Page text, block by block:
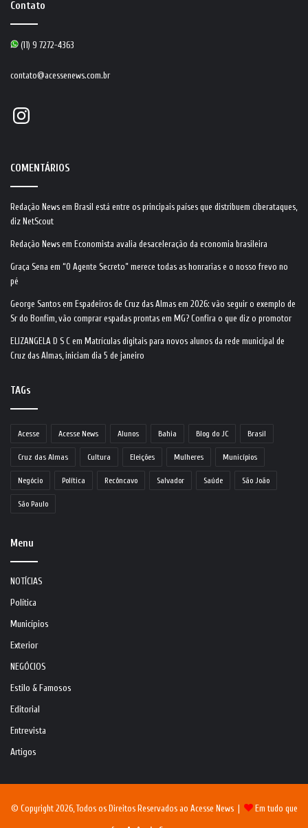
Contato
(11) 9 7272-4363
contato@acessenews.com.br
Instagram
COMENTÁRIOS
Redação News em Brasil está entre os principais países que distribuem ciberataques,
diz NetScout
Redação News em Economista avalia desaceleração da economia brasileira
Graça Sena em “O Agente Secreto” merece todas as honrarias e o nosso frevo no
pé
George Santos em Espadeiros de Cruz das Almas em 2026: vão seguir o exemplo de
Sr do Bonfim, vão comprar espadas prontas em MG? Confira o que diz o promotor
ELIZANGELA D S C em Matrículas digitais para novos alunos da rede municipal de
Cruz das Almas, iniciam dia 5 de janeiro
TAGs
Acesse Acesse News Alunos Bahia Blog do JC Brasil
Cruz das Almas Cultura Eleições Mulheres Municípios
Negócio Política Recôncavo Salvador Saúde São João
São Paulo
Menu
NOTÍCIAS
Política
Municípios
Exterior
NEGÓCIOS
Estilo & Famosos
Editorial
Entrevista
Artigos
© Copyright 2026, Todos os Direitos Reservados ao Acesse News | Em tudo que